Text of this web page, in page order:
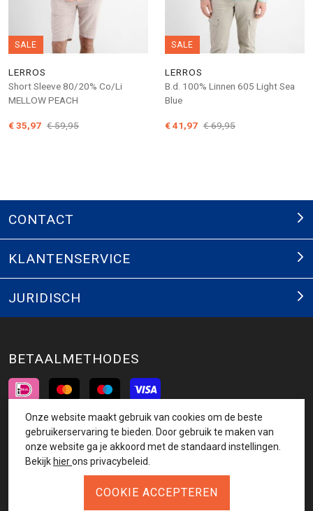
SALE
LERROS
Short Sleeve 80/20% Co/Li
MELLOW PEACH
€ 35,97 € 59,95
SALE
LERROS
B.d. 100% Linnen 605 Light Sea
Blue
€ 41,97 € 69,95
CONTACT
KLANTENSERVICE
JURIDISCH
BETAALMETHODES
INSCHRIJVEN NIEUWSBRIEF
Onze website maakt gebruik van cookies om de beste
gebruikerservaring te bieden. Door gebruik te maken van
onze website ga je akkoord met de standaard instellingen.
Bekijk hierons privacybeleid.